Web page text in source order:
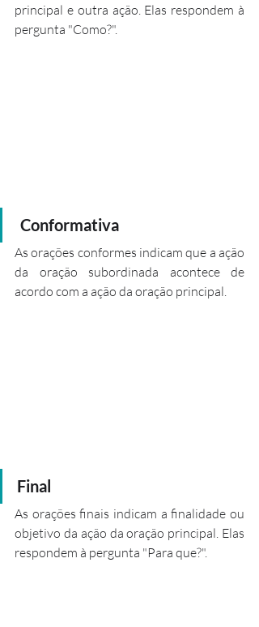
principal e outra ação. Elas respondem à
pergunta "Como?".
Conformativa
As orações conformes indicam que a ação
da oração subordinada acontece de
acordo com a ação da oração principal.
Final
As orações finais indicam a finalidade ou
objetivo da ação da oração principal. Elas
respondem à pergunta "Para que?".